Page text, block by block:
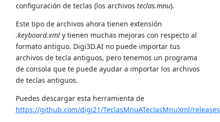
configuración de teclas (los archivos teclas.mnu).
Este tipo de archivos ahora tienen extensión
.keyboard.xmly tienen muchas mejoras con respecto al
formato antiguo. Digi3D.AI no puede importar tus
archivos de tecla antiguos, pero tenemos un programa
de consola que te puede ayudar a importar los archivos
de teclas antiguos.
Puedes descargar esta herramienta de
https://github.com/digi21/TeclasMnuATeclasMnuXml/releases